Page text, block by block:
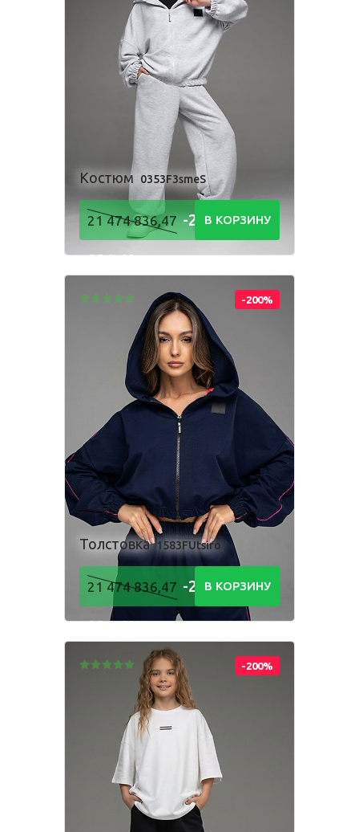
Посмотри, как
производится
наша одежда
Рубашка Толстовка
Фартук школьный Шорты
Для мальчиков
Брюки Комбинезон Костюм
Пижама
Рубашка Толстовка Шорты
Одежда для взрослых
Блуза Боди Брюки
Джемпер Костюм
Лонгслив Толстовка
Футболка Шорты
Костюм 0353F3smeS
21 474 836,47-21 474
836,48Р
В КОРЗИНУ
-200%
Толстовка 1583FUtsiro
21 474 836,47 -21 474
836,48Р
В КОРЗИНУ
-200%